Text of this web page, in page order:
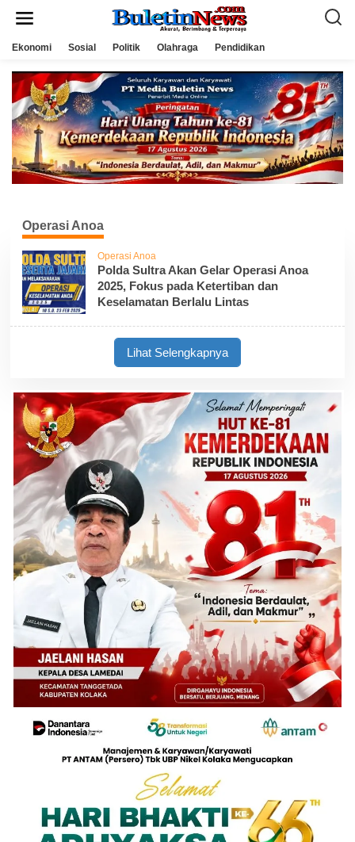
Ekonomi Sosial Politik Olahraga Pendidikan
Operasi Anoa
Operasi Anoa
Polda Sultra Akan Gelar Operasi Anoa
2025, Fokus pada Ketertiban dan
Keselamatan Berlalu Lintas
Lihat Selengkapnya